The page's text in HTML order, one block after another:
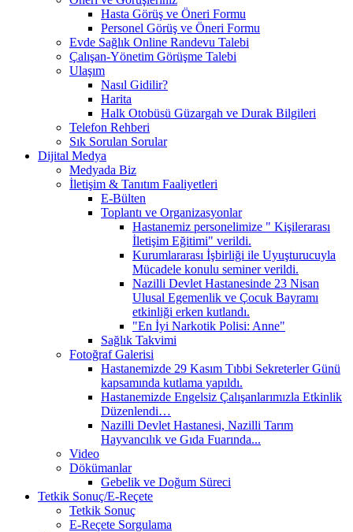
Hasta Görüş ve Öneri Formu
Personel Görüş ve Öneri Formu
Evde Sağlık Online Randevu Talebi
Çalışan-Yönetim Görüşme Talebi
Ulaşım
Nasıl Gidilir?
Harita
Halk Otobüsü Güzargah ve Durak Bilgileri
Telefon Rehberi
Sık Sorulan Sorular
Dijital Medya
Medyada Biz
İletişim & Tanıtım Faaliyetleri
E-Bülten
Toplantı ve Organizasyonlar
Hastanemiz personelimize " Kişilerarası
İletişim Eğitimi" verildi.
Kurumlararası İşbirliği ile Uyuşturucuyla
Mücadele konulu seminer verildi.
Nazilli Devlet Hastanesinde 23 Nisan
Ulusal Egemenlik ve Çocuk Bayramı
etkinliği erken kutlandı.
"En İyi Narkotik Polisi: Anne"
Sağlık Takvimi
Fotoğraf Galerisi
Hastanemizde 29 Kasım Tıbbi Sekreterler Günü
kapsamında kutlama yapıldı.
Hastanemizde Engelsiz Çalışanlarımızla Etkinlik
Düzenlendi…
Nazilli Devlet Hastanesi, Nazilli Tarım
Hayvancılık ve Gıda Fuarında...
Video
Dökümanlar
Gebelik ve Doğum Süreci
Tetkik Sonuç/E-Reçete
Tetkik Sonuç
E-Reçete Sorgulama